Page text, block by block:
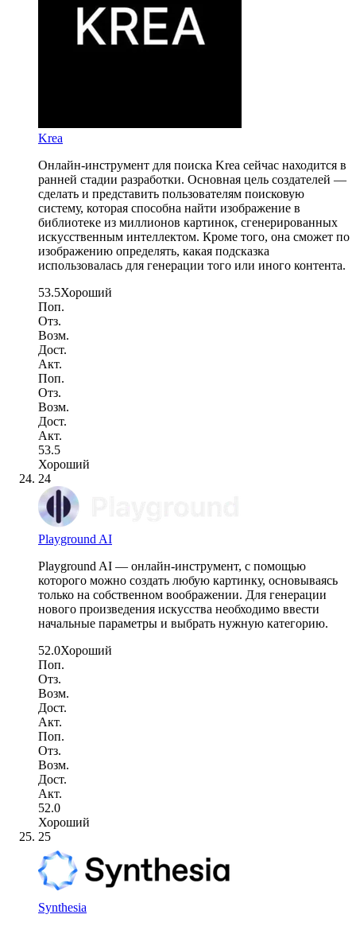
Krea
Онлайн-инструмент для поиска Krea сейчас находится в
ранней стадии разработки. Основная цель создателей —
сделать и представить пользователям поисковую
систему, которая способна найти изображение в
библиотеке из миллионов картинок, сгенерированных
искусственным интеллектом. Кроме того, она сможет по
изображению определять, какая подсказка
использовалась для генерации того или иного контента.
53.5Хороший
Поп.
Отз.
Возм.
Дост.
Акт.
Поп.
Отз.
Возм.
Дост.
Акт.
53.5
Хороший
24
Playground AI
Playground AI — онлайн-инструмент, с помощью
которого можно создать любую картинку, основываясь
только на собственном воображении. Для генерации
нового произведения искусства необходимо ввести
начальные параметры и выбрать нужную категорию.
52.0Хороший
Поп.
Отз.
Возм.
Дост.
Акт.
Поп.
Отз.
Возм.
Дост.
Акт.
52.0
Хороший
25
Synthesia